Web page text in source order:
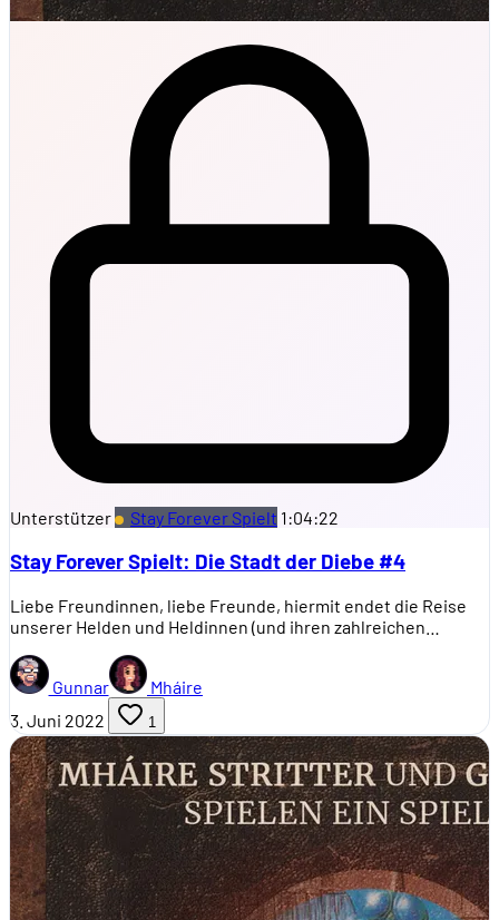
Unterstützer Stay Forever Spielt 1:04:22
Stay Forever Spielt: Die Stadt der Diebe #4
Liebe Freundinnen, liebe Freunde, hiermit endet die Reise
unserer Helden und Heldinnen (und ihren zahlreichen…
Gunnar
Mháire
3. Juni 2022
1